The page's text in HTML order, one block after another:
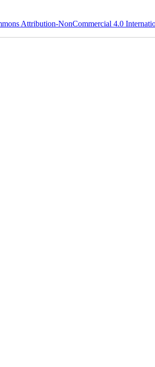
Attribution-NonCommercial 4.0